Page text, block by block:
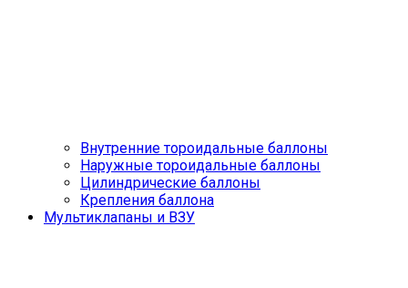
Внутренние тороидальные баллоны
Наружные тороидальные баллоны
Цилиндрические баллоны
Крепления баллона
Мультиклапаны и ВЗУ